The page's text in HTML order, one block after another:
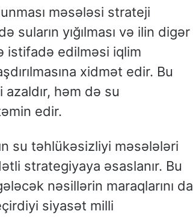
məsələsi strateji
suların yığılması və ilin digər
istifadə edilməsi iqlim
xidmət edir. Bu
həm də su
edir.
su təhlükəsizliyi məsələləri
strategiyaya əsaslanır. Bu
nəsillərin maraqlarını da
siyasət milli